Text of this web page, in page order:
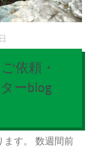
依頼・
ーblog
ます。 数週間前